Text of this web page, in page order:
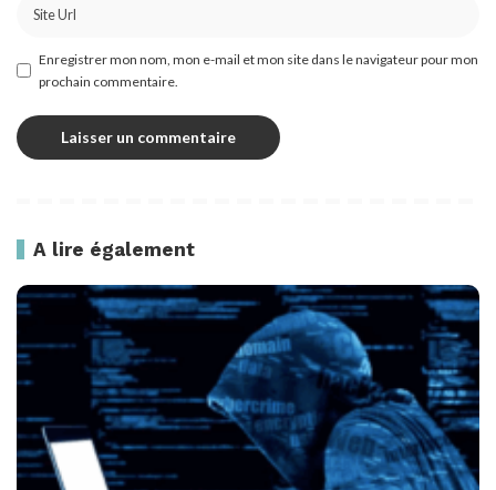
Enregistrer mon nom, mon e-mail et mon site dans le navigateur pour mon
prochain commentaire.
A lire également